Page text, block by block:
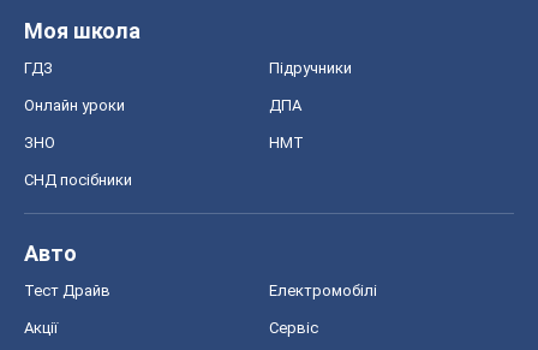
Моя школа
ГДЗ Підручники
Онлайн уроки ДПА
ЗНО НМТ
СНД посібники
Авто
Тест Драйв Електромобілі
Акції Сервіс